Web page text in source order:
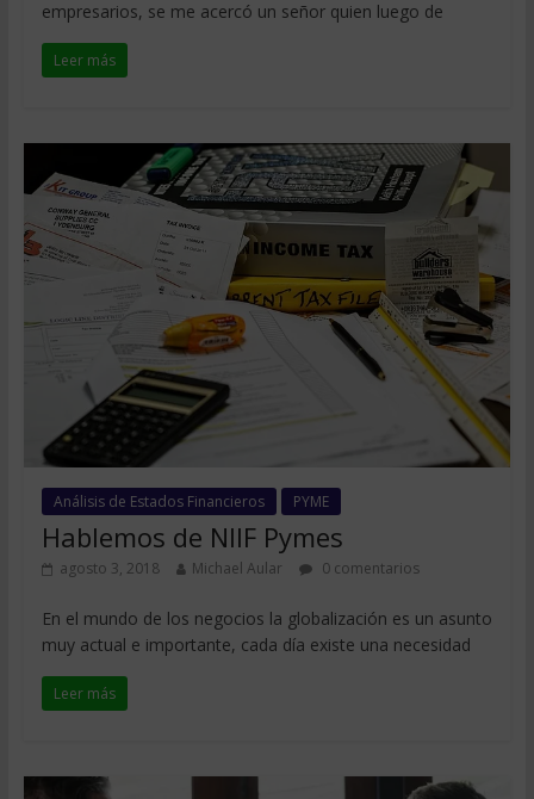
empresarios, se me acercó un señor quien luego de
Leer más
Análisis de Estados Financieros PYME
Hablemos de NIIF Pymes
agosto 3, 2018 Michael Aular 0 comentarios
En el mundo de los negocios la globalización es un asunto
muy actual e importante, cada día existe una necesidad
Leer más